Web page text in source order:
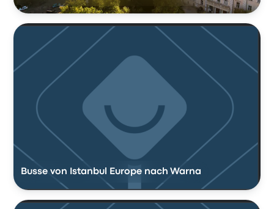
Busse von Istanbul Europe nach Warna